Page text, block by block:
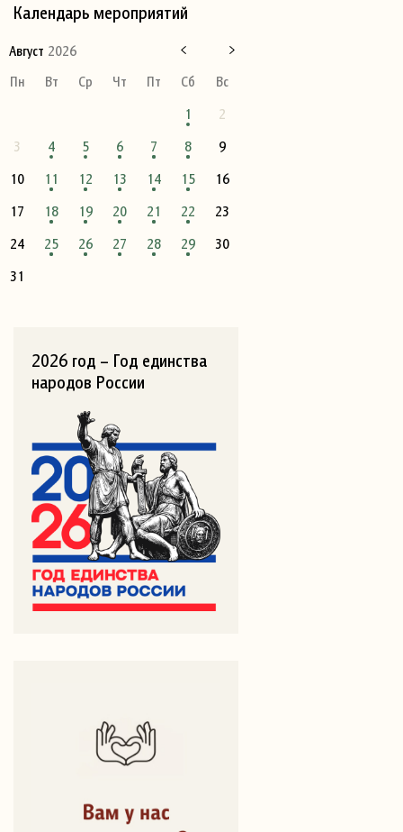
Календарь мероприятий
Август 2026
Пн
Вт Ср Чт Пт Сб
Вс
1
2
3
4 5 6 7 8
9
10
11 12 13 14 15
16
17
18 19 20 21 22
23
24
25 26 27 28 29
30
31
2026 год – Год единства
народов России